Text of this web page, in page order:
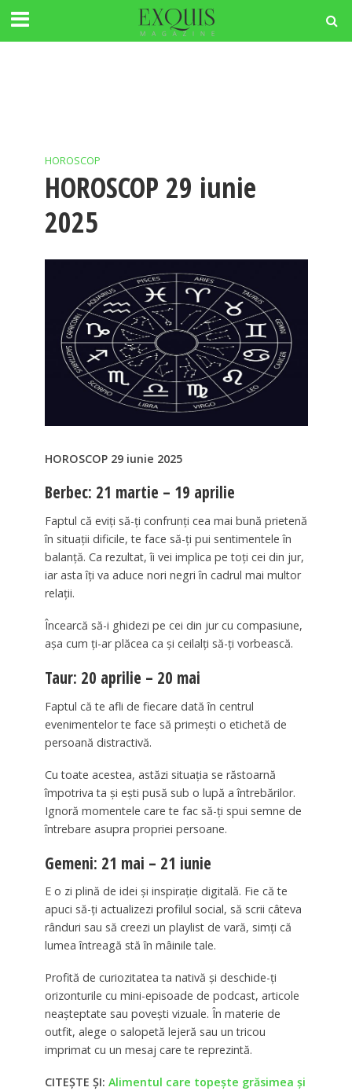
HOROSCOP
HOROSCOP 29 iunie
2025
HOROSCOP 29 iunie 2025
Berbec: 21 martie – 19 aprilie
Faptul că eviți să-ți confrunți cea mai bună prietenă
în situații dificile, te face să-ți pui sentimentele în
balanță. Ca rezultat, îi vei implica pe toți cei din jur,
iar asta îți va aduce nori negri în cadrul mai multor
relații.
Încearcă să-i ghidezi pe cei din jur cu compasiune,
așa cum ți-ar plăcea ca și ceilalți să-ți vorbească.
Taur: 20 aprilie – 20 mai
Faptul că te afli de fiecare dată în centrul
evenimentelor te face să primești o etichetă de
persoană distractivă.
Cu toate acestea, astăzi situația se răstoarnă
împotriva ta și ești pusă sub o lupă a întrebărilor.
Ignoră momentele care te fac să-ți spui semne de
întrebare asupra propriei persoane.
Gemeni: 21 mai – 21 iunie
E o zi plină de idei și inspirație digitală. Fie că te
apuci să-ți actualizezi profilul social, să scrii câteva
rânduri sau să creezi un playlist de vară, simți că
lumea întreagă stă în mâinile tale.
Profită de curiozitatea ta nativă și deschide-ți
orizonturile cu mini-episoade de podcast, articole
neașteptate sau povești vizuale. În materie de
outfit, alege o salopetă lejeră sau un tricou
imprimat cu un mesaj care te reprezintă.
CITEȘTE ȘI: Alimentul care topește grăsimea și